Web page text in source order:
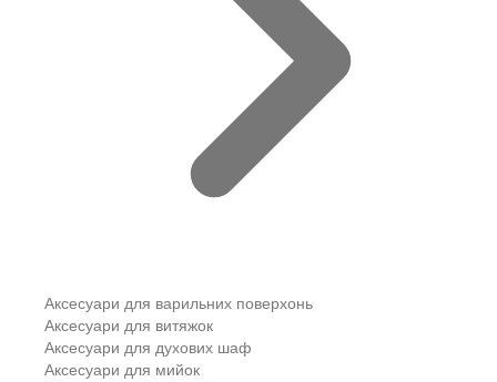
Аксесуари для варильних поверхонь
Аксесуари для витяжок
Аксесуари для духових шаф
Аксесуари для мийок